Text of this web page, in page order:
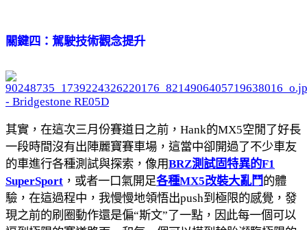
關鍵四：駕駛技術觀念提升
其實，在這次三月份賽道日之前，Hank的MX5空閒了好長
一段時間沒有出陣麗寶賽車場，這當中卻開過了不少車友
的車進行各種測試與探索，像用BRZ測試固特異的F1
SuperSport ，或者一口氣開足各種MX5改裝大亂鬥的體
驗，在這過程中，我慢慢地領悟出push到極限的感覺，發
現之前的刷圈動作還是偏“斯文”了一點，因此每一個可以